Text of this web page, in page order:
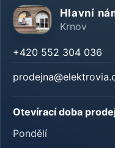
Hlavní
Krnov
+420 552 304 036
Otevírací doba
Pondělí